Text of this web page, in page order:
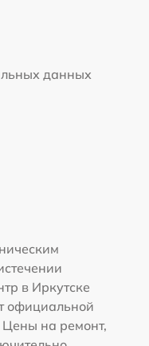
данных
в Иркутске
официальной
Цены на ремонт,